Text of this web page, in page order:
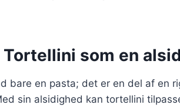
Tortellini som en
bare en pasta; det er en del af en
sin alsidighed kan tortellini